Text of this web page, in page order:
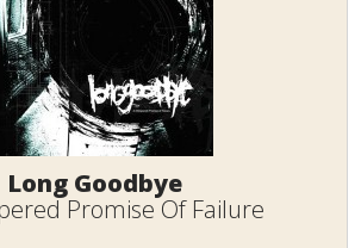
Long Goodbye
Promise Of Failure